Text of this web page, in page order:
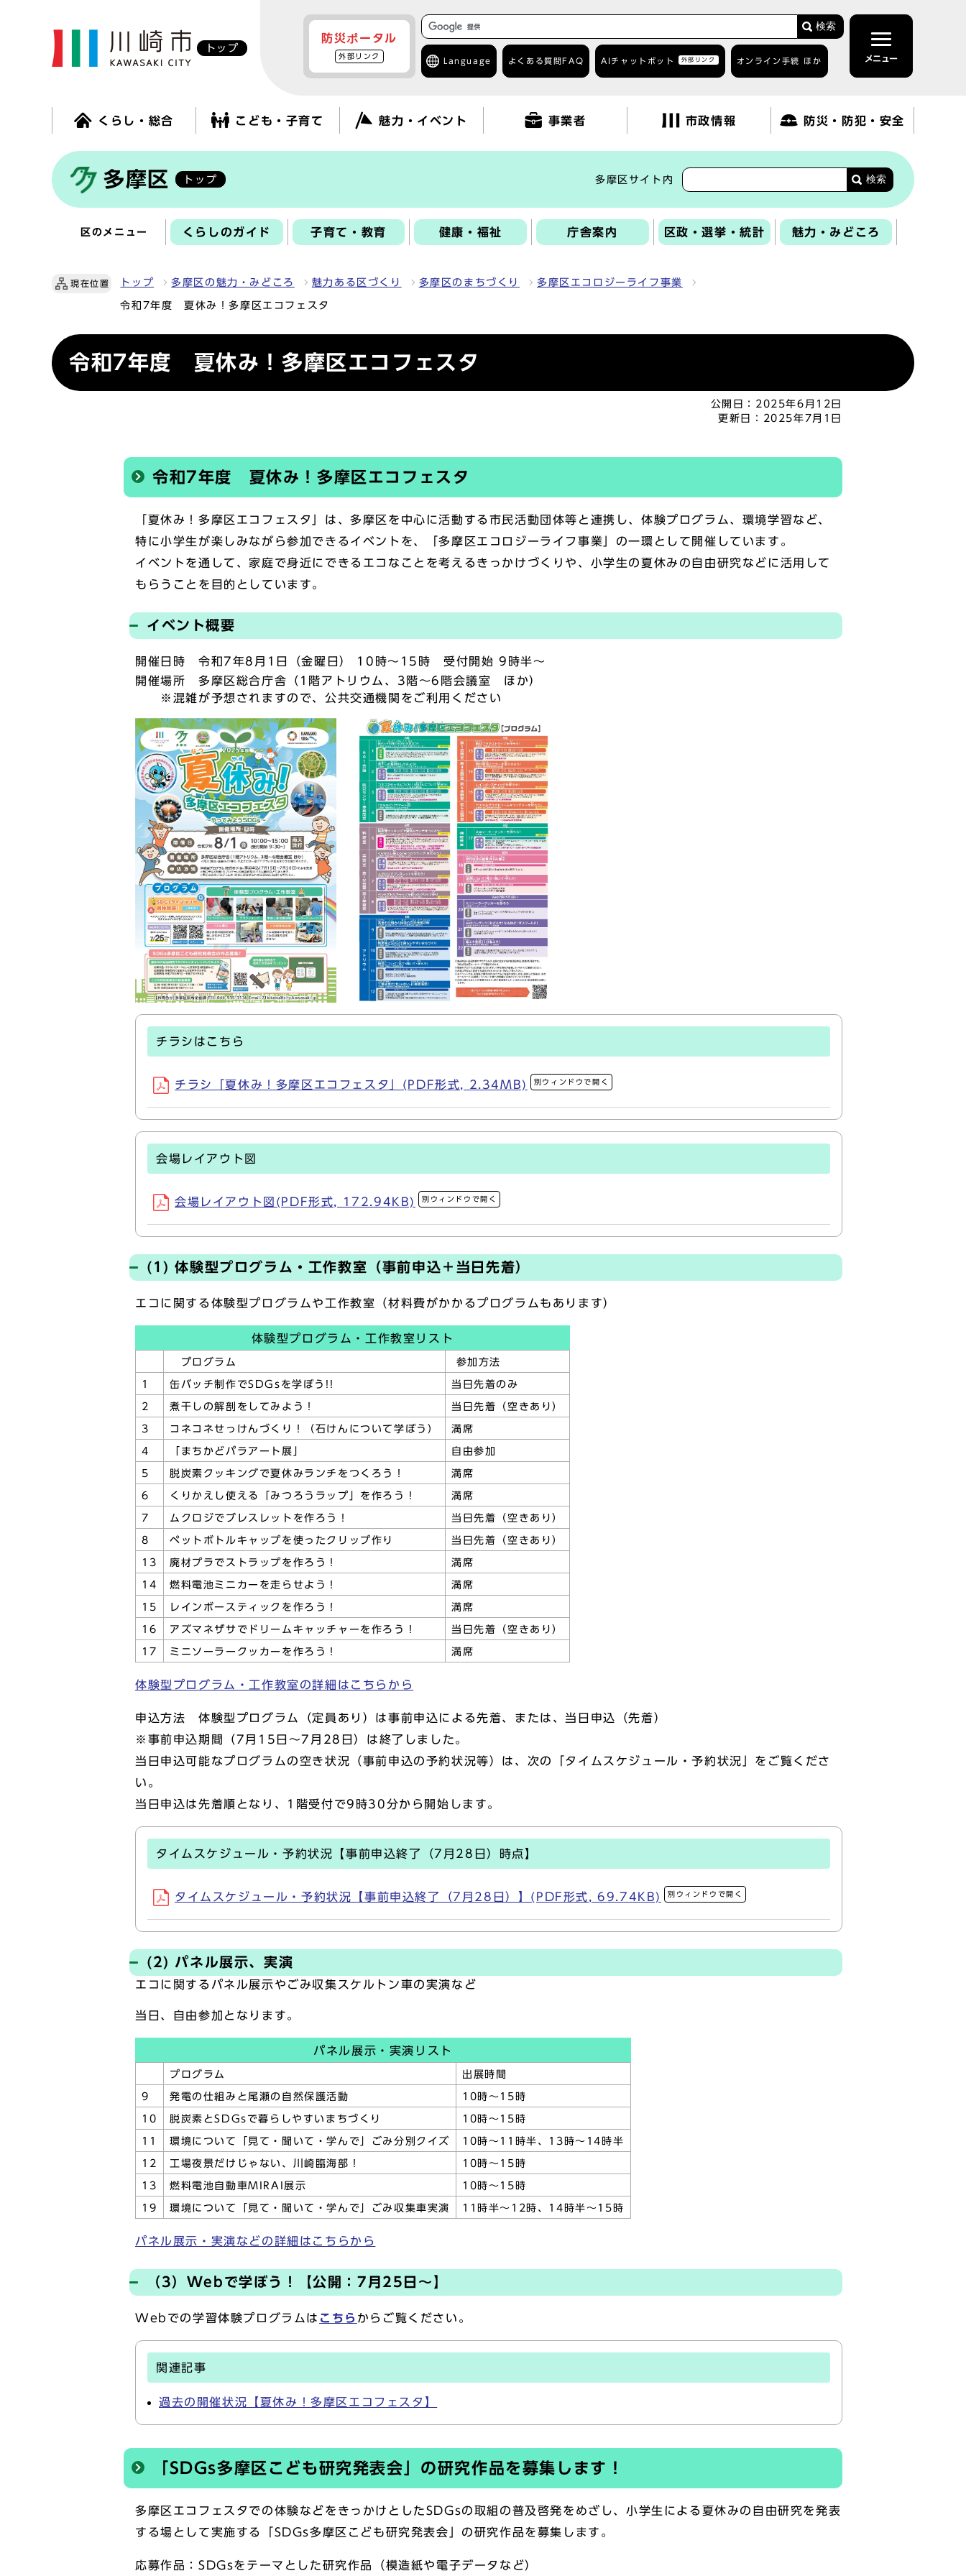
トップ
防災ポータル
外部リンク
検索
Language よくある質問 FAQ AIチャットボット 外部リンク オンライン手続 ほか メニュー
くらし・総合 こども・子育て 魅力・イベント 事業者 市政情報 防災・防犯・安全
多摩区 トップ 多摩区サイト内 検索
区のメニュー くらしのガイド 子育て・教育 健康・福祉 庁舎案内 区政・選挙・統計 魅力・みどころ
現在位置 トップ 多摩区の魅力・みどころ 魅力ある区づくり 多摩区のまちづくり 多摩区エコロジーライフ事業
令和7年度 夏休み！多摩区エコフェスタ
令和7年度 夏休み！多摩区エコフェスタ
公開日： 2025年6月12日
更新日：
2025年7月1日
令和7年度 夏休み！多摩区エコフェスタ
「夏休み！多摩区エコフェスタ」は、多摩区を中心に活動する市民活動団体等と連携し、体験プログラム、環境学習など、
特に小学生が楽しみながら参加できるイベントを、「多摩区エコロジーライフ事業」の一環として開催しています。
イベントを通して、家庭で身近にできるエコなことを考えるきっかけづくりや、小学生の夏休みの自由研究などに活用して
もらうことを目的としています。
イベント概要
開催日時 令和7年8月1日（金曜日） 10時～15時 受付開始 9時半～
開催場所 多摩区総合庁舎（1階アトリウム、3階～6階会議室 ほか）
※混雑が予想されますので、公共交通機関をご利用ください
チラシはこちら
チラシ「夏休み！多摩区エコフェスタ」(PDF形式, 2.34MB) 別ウィンドウで開く
会場レイアウト図
会場レイアウト図(PDF形式, 172.94KB) 別ウィンドウで開く
(1) 体験型プログラム・工作教室（事前申込＋当日先着）
エコに関する体験型プログラムや工作教室（材料費がかかるプログラムもあります）
体験型プログラム・工作教室リスト
プログラム 参加方法
1 缶バッチ制作でSDGsを学ぼう!! 当日先着のみ
2 煮干しの解剖をしてみよう！ 当日先着（空きあり）
3 コネコネせっけんづくり！（石けんについて学ぼう） 満席
4 「まちかどパラアート展」 自由参加
5 脱炭素クッキングで夏休みランチをつくろう！ 満席
6 くりかえし使える「みつろうラップ」を作ろう！ 満席
7 ムクロジでブレスレットを作ろう！ 当日先着（空きあり）
8 ペットボトルキャップを使ったクリップ作り 当日先着（空きあり）
13 廃材プラでストラップを作ろう！ 満席
14 燃料電池ミニカーを走らせよう！ 満席
15 レインボースティックを作ろう！ 満席
16 アズマネザサでドリームキャッチャーを作ろう！ 当日先着（空きあり）
17 ミニソーラークッカーを作ろう！ 満席
体験型プログラム・工作教室の詳細はこちらから
申込方法 体験型プログラム（定員あり）は事前申込による先着、または、当日申込（先着）
※事前申込期間（7月15日～7月28日）は終了しました。
当日申込可能なプログラムの空き状況（事前申込の予約状況等）は、次の「タイムスケジュール・予約状況」をご覧くださ
い。
当日申込は先着順となり、1階受付で9時30分から開始します。
タイムスケジュール・予約状況【事前申込終了（7月28日）時点】
タイムスケジュール・予約状況【事前申込終了（7月28日）】(PDF形式, 69.74KB) 別ウィンドウで開く
(2) パネル展示、実演
エコに関するパネル展示やごみ収集スケルトン車の実演など
当日、自由参加となります。
パネル展示・実演リスト
プログラム 出展時間
9 発電の仕組みと尾瀬の自然保護活動 10時～15時
10 脱炭素とSDGsで暮らしやすいまちづくり 10時～15時
11 環境について「見て・聞いて・学んで」ごみ分別クイズ 10時～11時半、13時～14時半
12 工場夜景だけじゃない、川崎臨海部！ 10時～15時
13 燃料電池自動車MIRAI展示 10時～15時
19 環境について「見て・聞いて・学んで」ごみ収集車実演 11時半～12時、14時半～15時
パネル展示・実演などの詳細はこちらから
（3）Webで学ぼう！【公開：7月25日～】
Webでの学習体験プログラムは こちら からご覧ください。
関連記事
過去の開催状況【夏休み！多摩区エコフェスタ】
「SDGs多摩区こども研究発表会」の研究作品を募集します！
多摩区エコフェスタでの体験などをきっかけとしたSDGsの取組の普及啓発をめざし、小学生による夏休みの自由研究を発表
する場として実施する「SDGs多摩区こども研究発表会」の研究作品を募集します。
応募作品：SDGsをテーマとした研究作品（模造紙や電子データなど）